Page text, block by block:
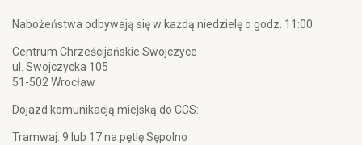
Nabożeństwa odbywają się w każdą niedzielę o godz. 11:00
Centrum Chrześcijańskie Swojczyce
ul. Swojczycka 105
51-502 Wrocław
Dojazd komunikacją miejską do CCS:
Tramwaj: 9 lub 17 na pętlę Sępolno